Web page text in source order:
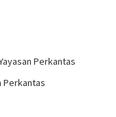
Perkantas
Perkantas